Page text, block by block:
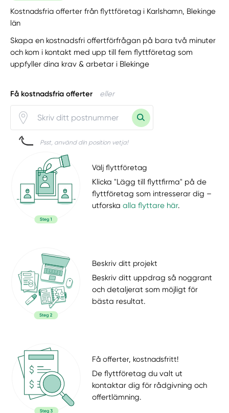
Kostnadsfria offerter från flyttföretag i Karlshamn, Blekinge
län
Skapa en kostnadsfri offertförfrågan på bara två minuter
och kom i kontakt med upp till fem flyttföretag som
uppfyller dina krav & arbetar i Blekinge
Få kostnadsfria offerter eller
Psst, använd din position vetja!
Välj flyttföretag
Klicka "Lägg till flyttfirma" på de
flyttföretag som intresserar dig –
utforskaalla flyttare här.
Beskriv ditt projekt
Beskriv ditt uppdrag så noggrant
och detaljerat som möjligt för
bästa resultat.
Få offerter, kostnadsfritt!
De flyttföretag du valt ut
kontaktar dig för rådgivning och
offertlämning.